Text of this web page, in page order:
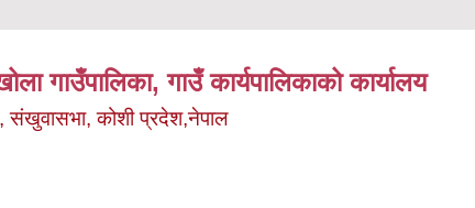
गाउँपालिका, गाउँ कार्यपालिकाको कार्यालय
संखुवासभा, कोशी प्रदेश,नेपाल